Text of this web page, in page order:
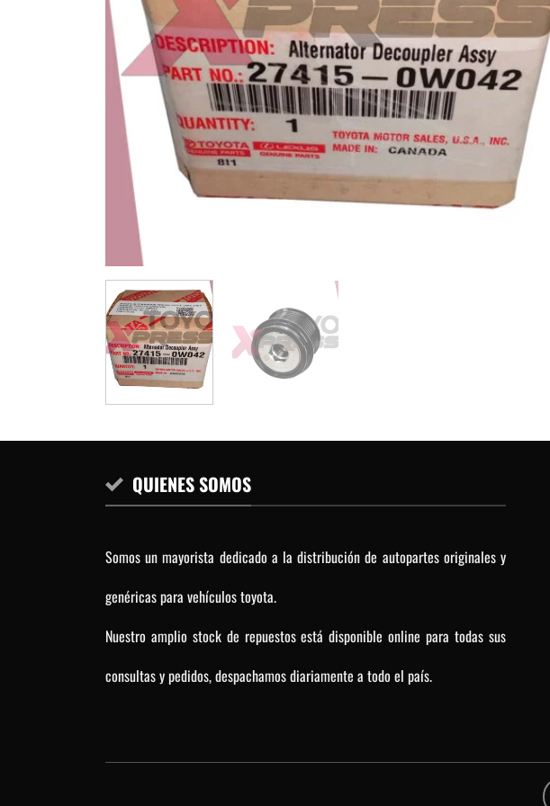
QUIENES SOMOS
Somos un mayorista dedicado a la distribución de autopartes originales y
genéricas para vehículos toyota.
Nuestro amplio stock de repuestos está disponible online para todas sus
consultas y pedidos, despachamos diariamente a todo el país.